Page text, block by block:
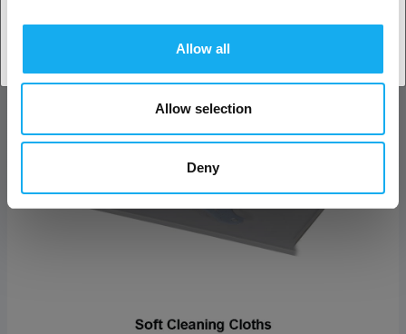
Allow all
Allow selection
Deny